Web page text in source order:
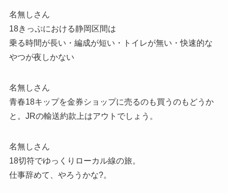
名無しさん
18きっぷにおける静岡区間は
乗る時間が長い・編成が短い・トイレが無い・快速的な
やつが夜しかない
名無しさん
青春18キップを金券ショップに売るのも買うのもどうか
と。JRの輸送約款上はアウトでしょう。
名無しさん
18切符でゆっくりローカル線の旅。
仕事辞めて、やろうかな?。